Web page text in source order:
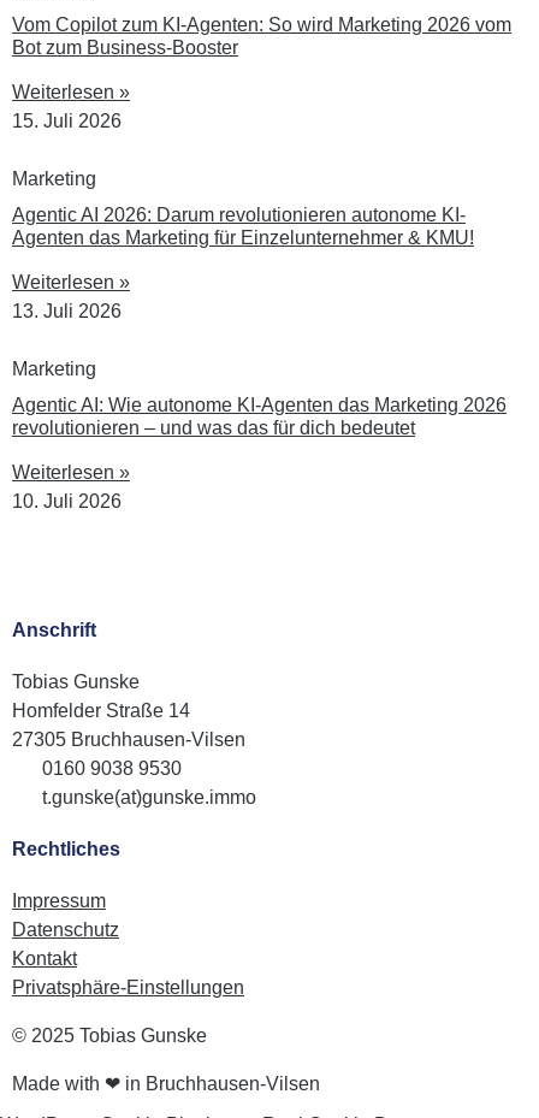
Vom Copilot zum KI-Agenten: So wird Marketing 2026 vom
Bot zum Business-Booster
Weiterlesen »
15. Juli 2026
Marketing
Agentic AI 2026: Darum revolutionieren autonome KI-
Agenten das Marketing für Einzelunternehmer & KMU!
Weiterlesen »
13. Juli 2026
Marketing
Agentic AI: Wie autonome KI-Agenten das Marketing 2026
revolutionieren – und was das für dich bedeutet
Weiterlesen »
10. Juli 2026
Anschrift
Tobias Gunske
Homfelder Straße 14
27305 Bruchhausen-Vilsen
0160 9038 9530
t.gunske(at)gunske.immo
Rechtliches
Impressum
Datenschutz
Kontakt
Privatsphäre-Einstellungen
© 2025 Tobias Gunske
Made with ❤ in Bruchhausen-Vilsen